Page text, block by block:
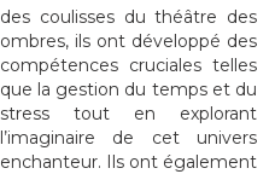
des coulisses du théâtre des
ombres, ils ont développé des
compétences cruciales telles
que la gestion du temps et du
stress tout en explorant
l’imaginaire de cet univers
enchanteur. Ils ont également